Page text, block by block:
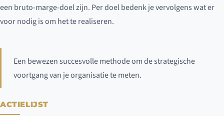
een bruto-marge-doel zijn. Per doel bedenk je vervolgens wat er
voor nodig is om het te realiseren.
Een bewezen succesvolle methode om de strategische
voortgang van je organisatie te meten.
ACTIELIJST